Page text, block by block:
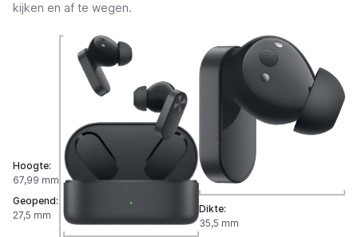
kijken en af te wegen.
Hoogte:
67,99 mm
Geopend:
27,5 mm
Dikte:
35,5 mm